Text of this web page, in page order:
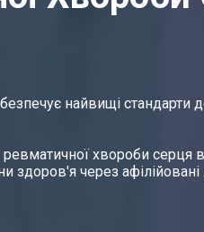
найвищі
хвороби серця
здоров'я через афілійовані